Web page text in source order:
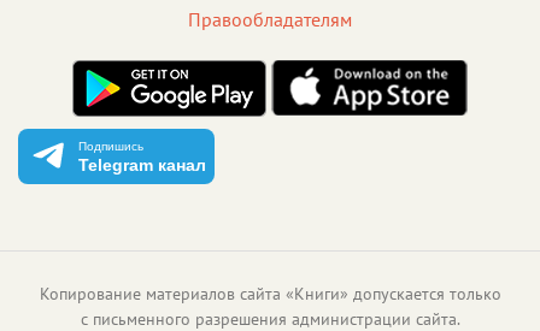
Правообладателям
Подпишись
Telegram канал
Копирование материалов сайта «Книги» допускается только
с письменного разрешения администрации сайта.